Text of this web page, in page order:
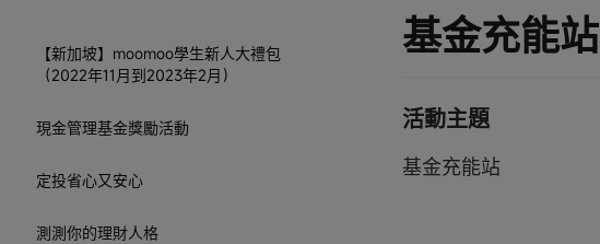
【新加坡】moomoo學生新人大禮包
（2022年11月到2023年2月）
現金管理基金獎勵活動
定投省心又安心
測測你的理財人格
基金充能站
活動主題
基金充能站